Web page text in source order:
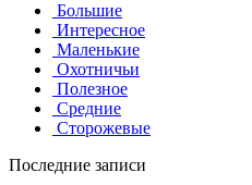
Большие
Интересное
Маленькие
Охотничьи
Полезное
Средние
Сторожевые
Последние записи